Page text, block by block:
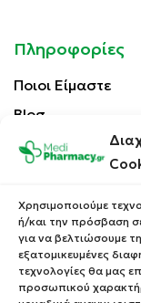
Χρησιμοποιούμε
ή/και την πρόσβαση
για να βελτιώσουμε
εξατομικευμένες
τεχνολογίες θα μας
προσωπικού
Πληροφορίες
Ποιοι Είμαστε
Blog
Επικοινωνία
Πολιτική
Τρόποι
Τρόποι Πληρωμής